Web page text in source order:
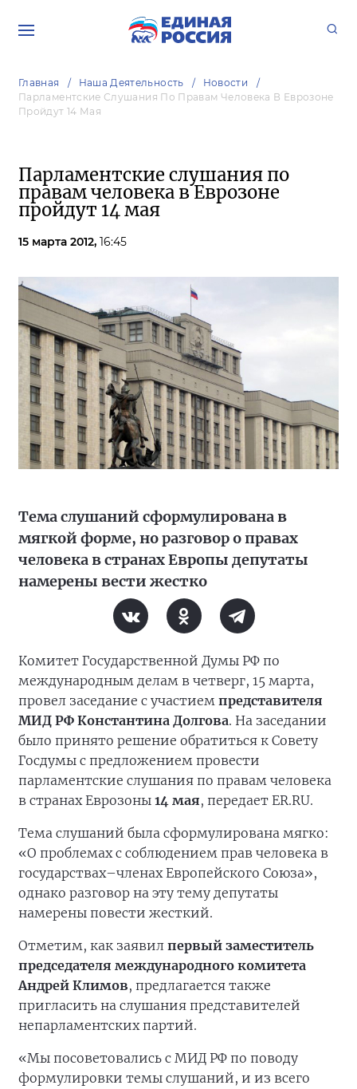
Главная Наша Деятельность
Новости
Парламентские Слушания По Правам Человека В Еврозоне
Пройдут 14 Мая
Парламентские слушания по
правам человека в Еврозоне
пройдут 14 мая
15 марта 2012, 16:45
Тема слушаний сформулирована в
мягкой форме, но разговор о правах
человека в странах Европы депутаты
намерены вести жестко
Комитет Государственной Думы РФ по
международным делам в четверг, 15 марта,
провел заседание с участием представителя
МИД РФ Константина Долгова. На заседании
было принято решение обратиться к Совету
Госдумы с предложением провести
парламентские слушания по правам человека
в странах Еврозоны 14 мая, передает ER.RU.
Тема слушаний была сформулирована мягко:
«О проблемах с соблюдением прав человека в
государствах–членах Европейского Союза»,
однако разговор на эту тему депутаты
намерены повести жесткий.
Отметим, как заявил первый заместитель
председателя международного комитета
Андрей Климов, предлагается также
пригласить на слушания представителей
непарламентских партий.
«Мы посоветовались с МИД РФ по поводу
формулировки темы слушаний, и из всего